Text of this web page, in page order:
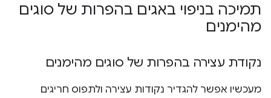
תמיכה בניפוי באגים בהפרות של סוגים
מהימנים
נקודת עצירה בהפרות של סוגים מהימנים
מעכשיו אפשר להגדיר נקודות עצירה ולתפוס חריגים